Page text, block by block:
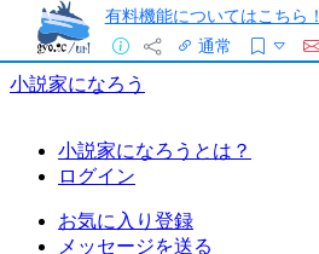
有料機能についてはこちら！
通常